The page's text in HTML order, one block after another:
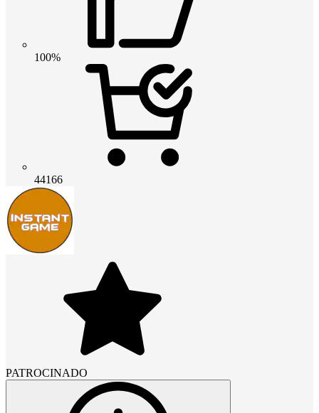
100%
44166
PATROCINADO